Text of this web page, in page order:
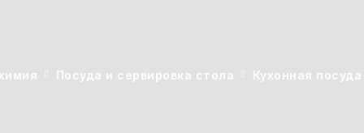
Посуда и сервировка стола Кухонная посуда